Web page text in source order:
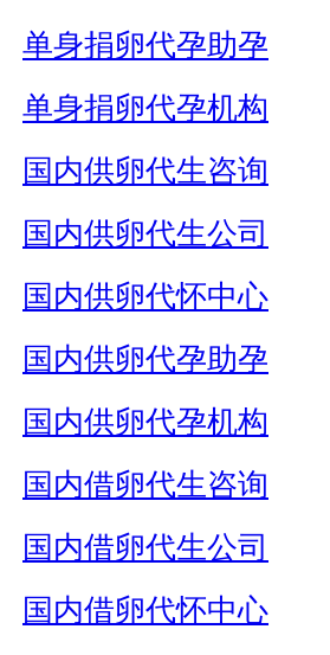
单身捐卵代孕助孕
单身捐卵代孕机构
国内供卵代生咨询
国内供卵代生公司
国内供卵代怀中心
国内供卵代孕助孕
国内供卵代孕机构
国内借卵代生咨询
国内借卵代生公司
国内借卵代怀中心